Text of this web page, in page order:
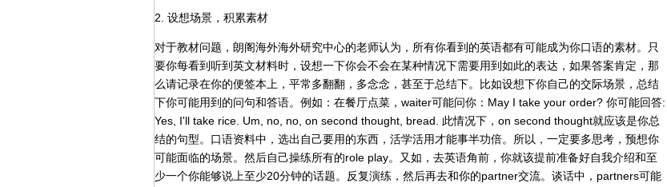
2. 设想场景，积累素材
对于教材问题，朗阁海外海外研究中心的老师认为，所有你看到的英语都有可能成为你口语的素材。只
要你每看到听到英文材料时，设想一下你会不会在某种情况下需要用到如此的表达，如果答案肯定，那
么请记录在你的便签本上，平常多翻翻，多念念，甚至于总结下。比如设想下你自己的交际场景，总结
下你可能用到的问句和答语。例如：在餐厅点菜，waiter可能问你：May I take your order? 你可能回答:
Yes, I'll take rice. Um, no, no, on second thought, bread. 此情况下，on second thought就应该是你总
结的句型。口语资料中，选出自己要用的东西，活学活用才能事半功倍。所以，一定要多思考，预想你
可能面临的场景。然后自己操练所有的role play。又如，去英语角前，你就该提前准备好自我介绍和至
少一个你能够说上至少20分钟的话题。反复演练，然后再去和你的partner交流。谈话中，partners可能